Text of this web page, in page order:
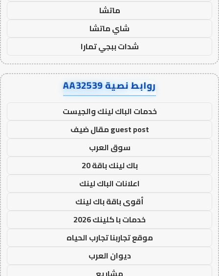
ماتشا
شاي ماتشا
شدات ببجي تمارا
روابط نصية AA32539
خدمات الباك لينك والجيست
guest post مقال ضيف
سوق العرب
باك لينك باقة 20
اعلانات الباك لينك
أقوى باقة باك لينك
خدمات با كلينك 2026
موقع تجاربنا تجارب الحياه
ديوان العرب